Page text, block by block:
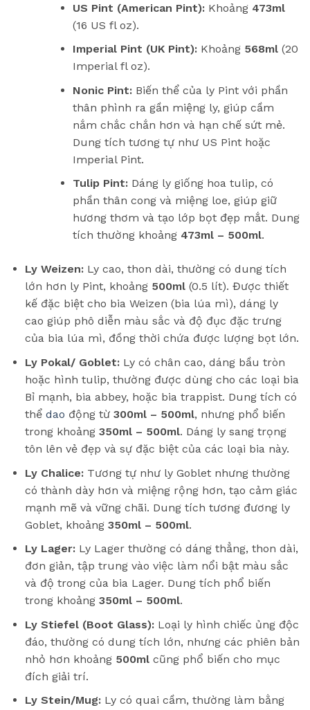
US Pint (American Pint):Khoảng 473ml
(16 US fl oz).
Imperial Pint (UK Pint):Khoảng 568ml(20
Imperial fl oz).
Nonic Pint:Biến thể của ly Pint với phần
thân phình ra gần miệng ly, giúp cầm
nắm chắc chắn hơn và hạn chế sứt mẻ.
Dung tích tương tự như US Pint hoặc
Imperial Pint.
Tulip Pint:Dáng ly giống hoa tulip, có
phần thân cong và miệng loe, giúp giữ
hương thơm và tạo lớp bọt đẹp mắt. Dung
tích thường khoảng 473ml – 500ml.
Ly Weizen:Ly cao, thon dài, thường có dung tích
lớn hơn ly Pint, khoảng 500ml(0.5 lít). Được thiết
kế đặc biệt cho bia Weizen (bia lúa mì), dáng ly
cao giúp phô diễn màu sắc và độ đục đặc trưng
của bia lúa mì, đồng thời chứa được lượng bọt lớn.
Ly Pokal/ Goblet:Ly có chân cao, dáng bầu tròn
hoặc hình tulip, thường được dùng cho các loại bia
Bỉ mạnh, bia abbey, hoặc bia trappist. Dung tích có
thể dao động từ 300ml – 500ml, nhưng phổ biến
trong khoảng 350ml – 500ml. Dáng ly sang trọng
tôn lên vẻ đẹp và sự đặc biệt của các loại bia này.
Ly Chalice:Tương tự như ly Goblet nhưng thường
có thành dày hơn và miệng rộng hơn, tạo cảm giác
mạnh mẽ và vững chãi. Dung tích tương đương ly
Goblet, khoảng 350ml – 500ml.
Ly Lager:Ly Lager thường có dáng thẳng, thon dài,
đơn giản, tập trung vào việc làm nổi bật màu sắc
và độ trong của bia Lager. Dung tích phổ biến
trong khoảng 350ml – 500ml.
Ly Stiefel (Boot Glass):Loại ly hình chiếc ủng độc
đáo, thường có dung tích lớn, nhưng các phiên bản
nhỏ hơn khoảng 500mlcũng phổ biến cho mục
đích giải trí.
Ly Stein/Mug:Ly có quai cầm, thường làm bằng